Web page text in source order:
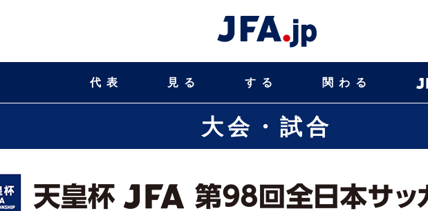
代表 見る する 関わる
大会・試合